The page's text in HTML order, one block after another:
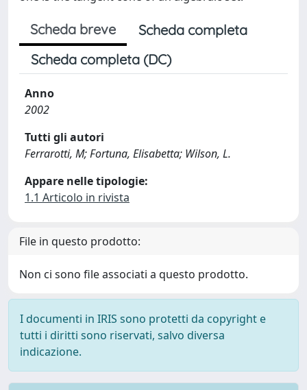
Scheda breve
Scheda completa
Scheda completa (DC)
Anno
2002
Tutti gli autori
Ferrarotti, M; Fortuna, Elisabetta; Wilson, L.
Appare nelle tipologie:
1.1 Articolo in rivista
File in questo prodotto:
Non ci sono file associati a questo prodotto.
I documenti in IRIS sono protetti da copyright e
tutti i diritti sono riservati, salvo diversa
indicazione.